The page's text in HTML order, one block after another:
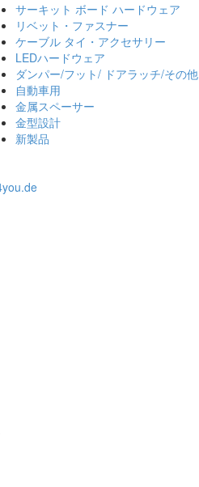
サーキット ボード ハードウェア
リベット・ファスナー
ケーブル タイ・アクセサリー
LEDハードウェア
ダンパー/フット/ ドアラッチ/その他
自動車用
金属スペーサー
金型設計
新製品